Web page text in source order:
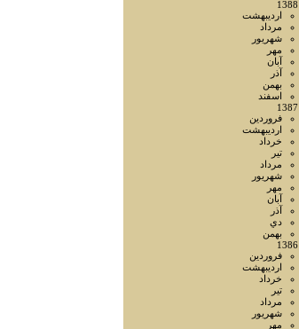
1388
ارديبهشت
مرداد
شهريور
مهر
آبان
آذر
بهمن
اسفند
1387
فروردين
ارديبهشت
خرداد
تير
مرداد
شهريور
مهر
آبان
آذر
دي
بهمن
1386
فروردين
ارديبهشت
خرداد
تير
مرداد
شهريور
مهر